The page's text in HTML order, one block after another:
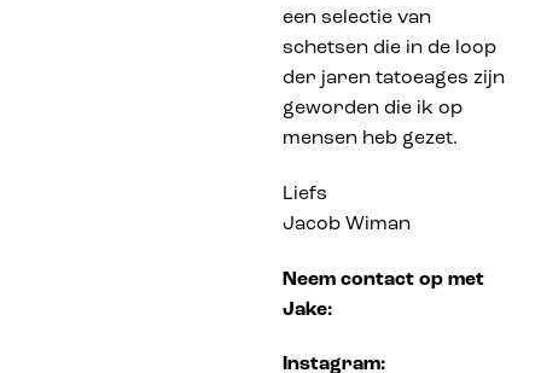
een selectie van
schetsen die in de loop
der jaren tatoeages zijn
geworden die ik op
mensen heb gezet.
Liefs
Jacob Wiman
Neem contact op met
Jake:
Instagram: